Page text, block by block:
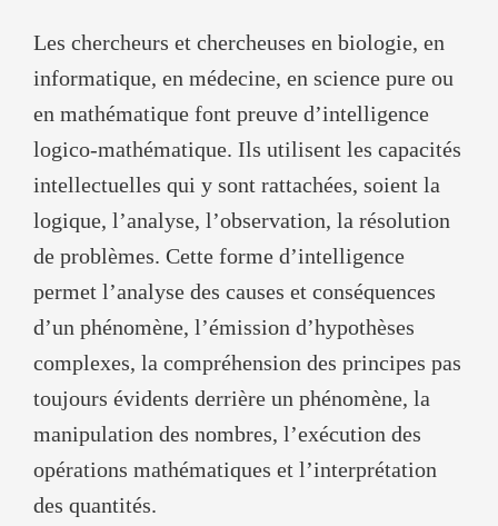
Les chercheurs et chercheuses en biologie, en
informatique, en médecine, en science pure ou
en mathématique font preuve d’intelligence
logico-mathématique. Ils utilisent les capacités
intellectuelles qui y sont rattachées, soient la
logique, l’analyse, l’observation, la résolution
de problèmes. Cette forme d’intelligence
permet l’analyse des causes et conséquences
d’un phénomène, l’émission d’hypothèses
complexes, la compréhension des principes pas
toujours évidents derrière un phénomène, la
manipulation des nombres, l’exécution des
opérations mathématiques et l’interprétation
des quantités.